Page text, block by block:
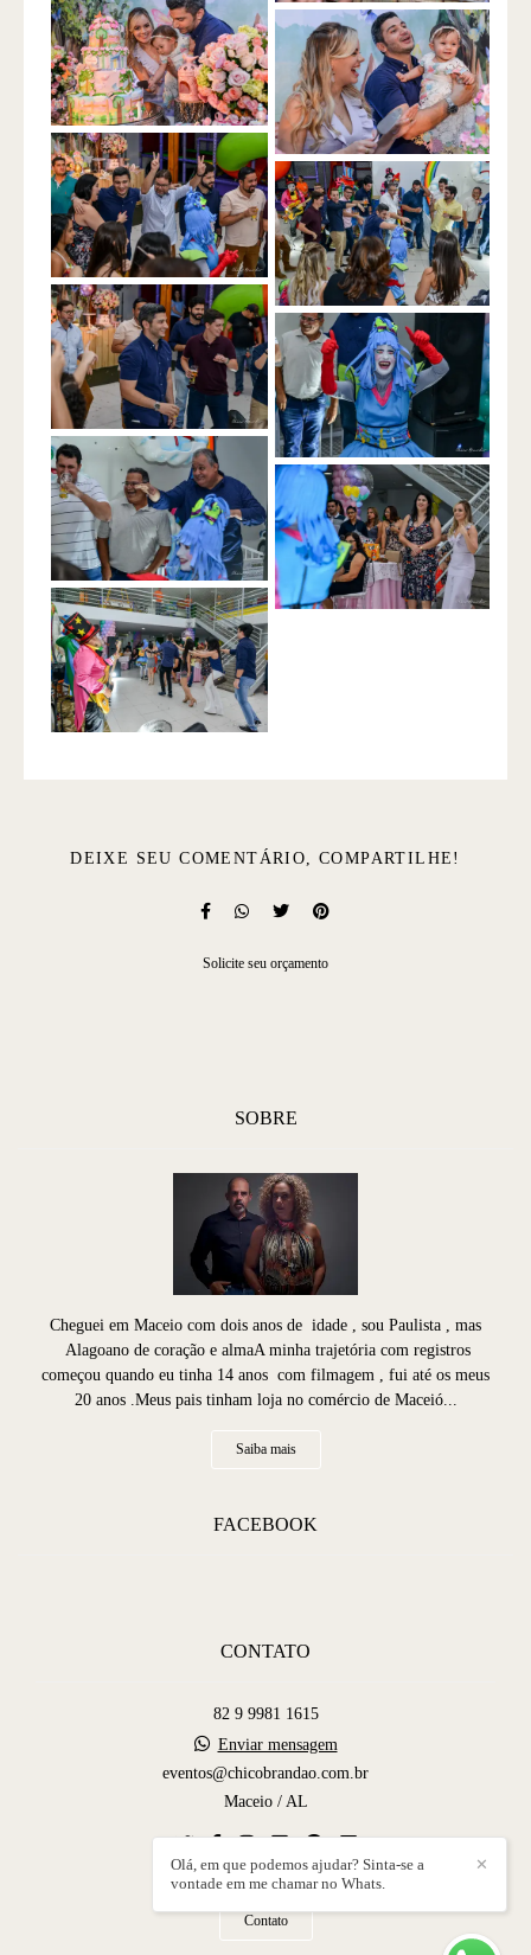
DEIXE SEU COMENTÁRIO, COMPARTILHE!
Solicite seu orçamento
SOBRE
Cheguei em Maceio com dois anos de idade , sou Paulista , mas
Alagoano de coração e almaA minha trajetória com registros
começou quando eu tinha 14 anos com filmagem , fui até os meus
20 anos .Meus pais tinham loja no comércio de Maceió...
Saiba mais
FACEBOOK
CONTATO
82 9 9981 1615
Enviar mensagem
eventos@chicobrandao.com.br
Maceio / AL
Contato
✕
Olá, em que podemos ajudar? Sinta-se a
vontade em me chamar no Whats.